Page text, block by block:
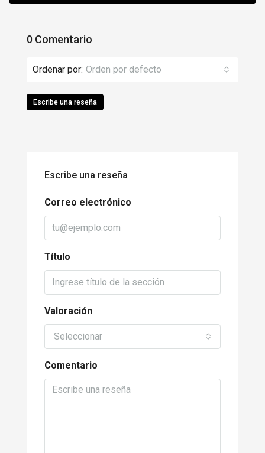
0 Comentario
Ordenar por: Orden por defecto
Escribe una reseña
Escribe una reseña
Correo electrónico
Título
Valoración
Seleccionar
Comentario